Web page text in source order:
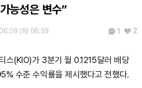
₩91,552,633(-0.45%)
능성은 변수”
(화) 06:59 1 2
스(KIO)가 3분기 월 0.1215달러 배당
수준 수익률을 제시했다고 전했다.